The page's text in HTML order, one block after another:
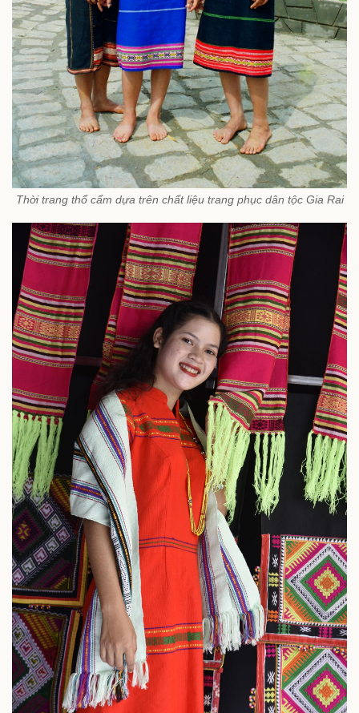
Thời trang thổ cẩm dựa trên chất liệu trang phục dân tộc Gia Rai